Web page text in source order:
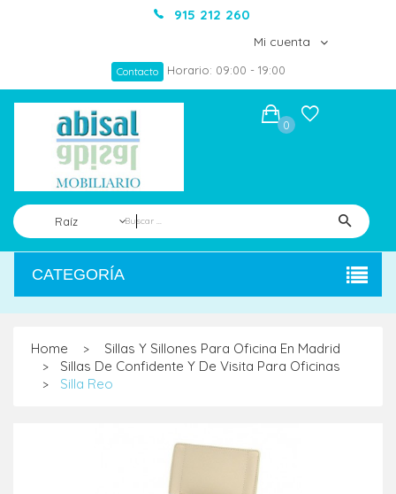
915 212 260
Mi cuenta
Contacto Horario: 09:00 - 19:00
Raíz
0
CATEGORÍA
Home > Sillas Y Sillones Para Oficina En Madrid
> Sillas De Confidente Y De Visita Para Oficinas
> Silla Reo